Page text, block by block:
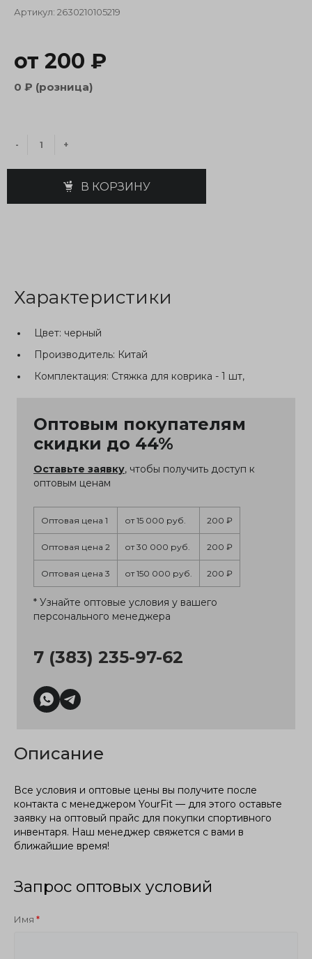
Артикул: 2630210105219
от 200 ₽
0 ₽ (розница)
- +
В КОРЗИНУ
Характеристики
Цвет: черный
Производитель: Китай
Комплектация: Стяжка для коврика - 1 шт,
Оптовым покупателям
скидки до 44%
Оставьте заявку, чтобы получить доступ к
оптовым ценам
Оптовая цена 1 от 15 000 руб. 200 ₽
Оптовая цена 2 от 30 000 руб. 200 ₽
Оптовая цена 3 от 150 000 руб. 200 ₽
* Узнайте оптовые условия у вашего
персонального менеджера
7 (383) 235-97-62
Описание
Все условия и оптовые цены вы получите после
контакта с менеджером YourFit — для этого оставьте
заявку на оптовый прайс для покупки спортивного
инвентаря. Наш менеджер свяжется с вами в
ближайшие время!
Запрос оптовых условий
Имя